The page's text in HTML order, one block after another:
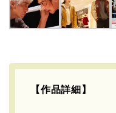
【作品詳細】